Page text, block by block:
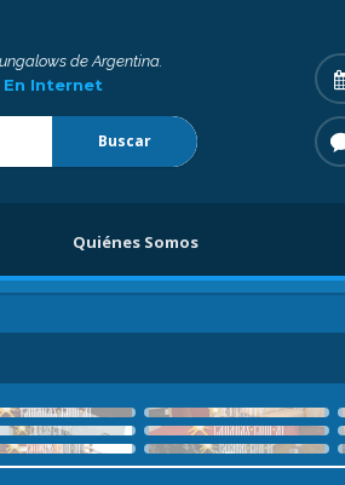
de Argentina.
Internet
Buscar
Quiénes Somos